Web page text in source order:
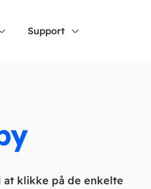
Support
at klikke på de enkelte